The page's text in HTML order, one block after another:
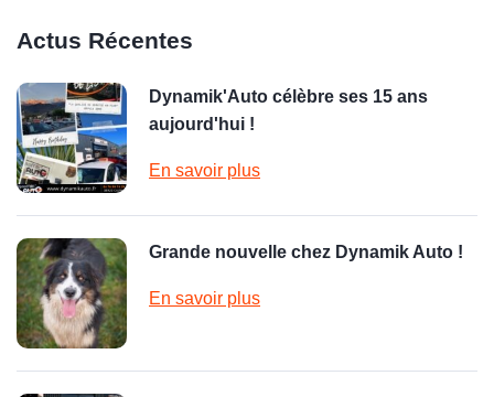
Actus Récentes
Dynamik'Auto célèbre ses 15 ans
aujourd'hui !
En savoir plus
Grande nouvelle chez Dynamik Auto !
En savoir plus